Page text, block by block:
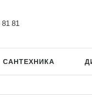
81
САНТЕХНИКА